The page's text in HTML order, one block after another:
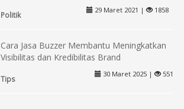
Politik
29 Maret 2021 | 1858
Cara Jasa Buzzer Membantu Meningkatkan
Visibilitas dan Kredibilitas Brand
Tips
30 Maret 2025 | 551